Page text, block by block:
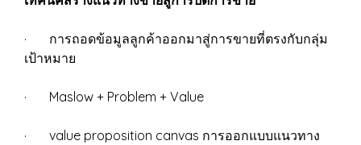
· การถอดข้อมูลลูกค้าออกมาสู่การขายที่ตรงกับกลุ่ม
เป้าหมาย
· Maslow + Problem + Value
· value proposition canvas การออกแบบแนวทาง